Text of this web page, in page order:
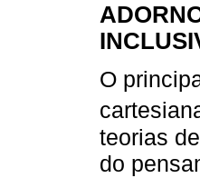
O
teorias
do